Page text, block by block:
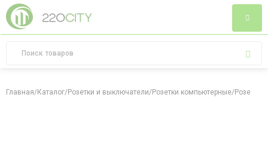
Главная/Каталог/Розетки и выключатели/Розетки компьютерные/Розетка